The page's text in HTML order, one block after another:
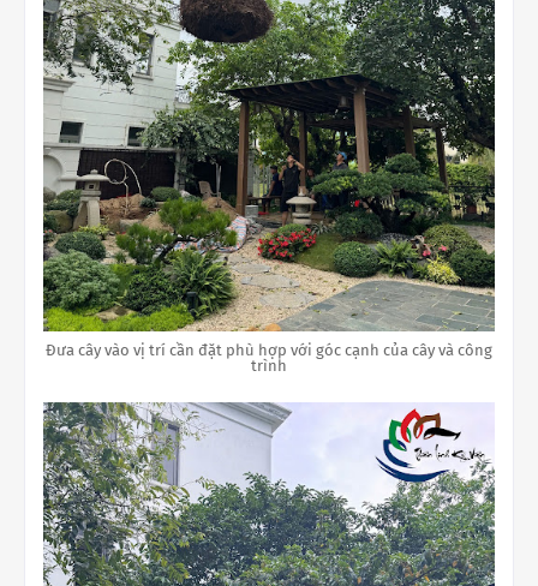
Đưa cây vào vị trí cần đặt phù hợp với góc cạnh của cây và công
trình